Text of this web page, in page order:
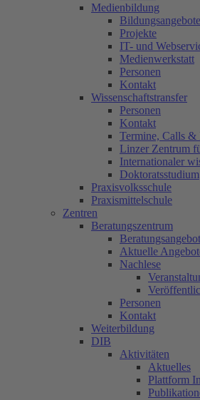
Medienbildung
Bildungsangebote
Projekte
IT- und
Medienwerkstatt
Personen
Kontakt
Wissenschaftstransfer
Personen
Kontakt
Termine, Calls &
Linzer Zentrum
Internationaler
Doktoratsstudium
Praxisvolksschule
Praxismittelschule
Zentren
Beratungszentrum
Aktuelle
Nachlese
Personen
Kontakt
Weiterbildung
DIB
Aktivitäten
Aktuelles
Plattform